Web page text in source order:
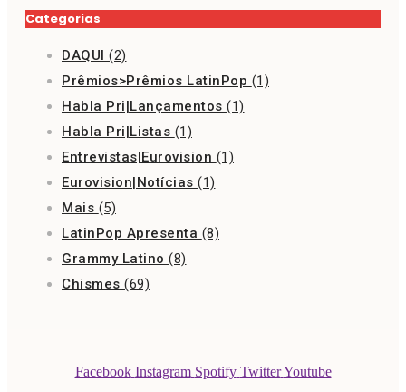
Categorias
DAQUI (2)
Prêmios>Prêmios LatinPop (1)
Habla Pri|Lançamentos (1)
Habla Pri|Listas (1)
Entrevistas|Eurovision (1)
Eurovision|Notícias (1)
Mais (5)
LatinPop Apresenta (8)
Grammy Latino (8)
Chismes (69)
Facebook Instagram Spotify Twitter Youtube